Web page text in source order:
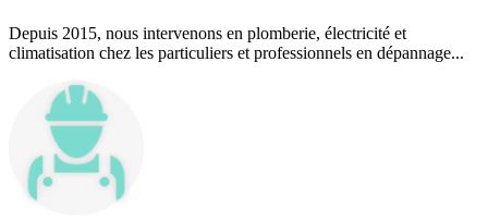
Depuis 2015, nous intervenons en plomberie, électricité et
climatisation chez les particuliers et professionnels en dépannage...